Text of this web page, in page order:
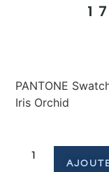
PANTONE
Iris Orchid